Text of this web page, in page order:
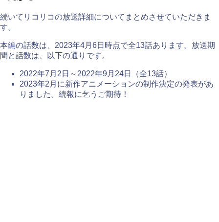
続いてリコリコの放送詳細についてまとめさせていただきま
す。
本編の話数は、2023年4月6日時点で全13話あります。放送期
間と話数は、以下の通りです。
2022年7月2日～2022年9月24日（全13話）
2023年2月に新作アニメーションの制作決定の発表があ
りました。続報に乞うご期待！